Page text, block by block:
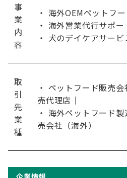
事
業
内
容
・ 海外OEMペットフ
・ 海外営業代行サポ
・ 犬のデイケアサー
取
引
先
業
種
・ ペットフード販売
売代理店｜
・ 海外ペットフード
売会社（海外）